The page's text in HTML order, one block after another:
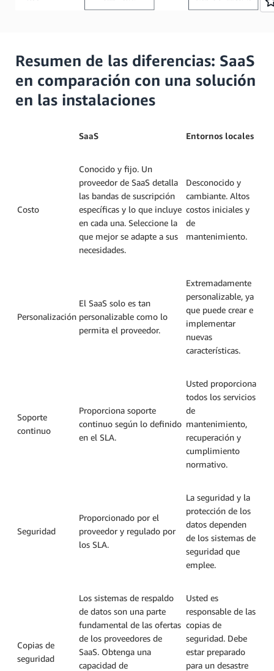
Resumen de las diferencias: SaaS
en comparación con una solución
en las instalaciones
SaaS Entornos locales
Costo
Conocido y fijo. Un
proveedor de SaaS detalla
las bandas de suscripción
específicas y lo que incluye
en cada una. Seleccione la
que mejor se adapte a sus
necesidades.
Desconocido y
cambiante. Altos
costos iniciales y
de
mantenimiento.
Personalización
El SaaS solo es tan
personalizable como lo
permita el proveedor.
Extremadamente
personalizable, ya
que puede crear e
implementar
nuevas
características.
Soporte
continuo
Proporciona soporte
continuo según lo definido
en el SLA.
Usted proporciona
todos los servicios
de
mantenimiento,
recuperación y
cumplimiento
normativo.
Seguridad
Proporcionado por el
proveedor y regulado por
los SLA.
La seguridad y la
protección de los
datos dependen
de los sistemas de
seguridad que
emplee.
Copias de
seguridad
Los sistemas de respaldo
de datos son una parte
fundamental de las ofertas
de los proveedores de
SaaS. Obtenga una
capacidad de
Usted es
responsable de las
copias de
seguridad. Debe
estar preparado
para un desastre